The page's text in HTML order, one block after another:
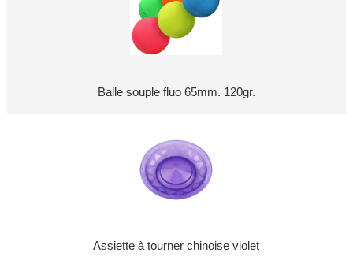
Balle souple fluo 65mm. 120gr.
Assiette à tourner chinoise violet